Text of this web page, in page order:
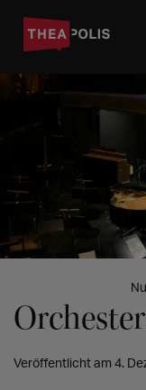
Veröffentlicht am 4.